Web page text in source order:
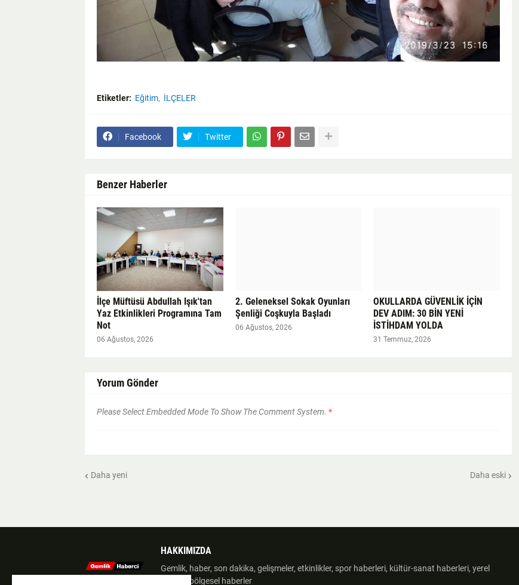
Etiketler: Eğitim İLÇELER
Facebook Twitter
Benzer Haberler
İlçe Müftüsü Abdullah Işık'tan
Yaz Etkinlikleri Programına Tam
Not
06 Ağustos, 2026
2. Geleneksel Sokak Oyunları
Şenliği Coşkuyla Başladı
06 Ağustos, 2026
OKULLARDA GÜVENLİK İÇİN
DEV ADIM: 30 BİN YENİ
İSTİHDAM YOLDA
31 Temmuz, 2026
Yorum Gönder
Please Select Embedded Mode To Show The Comment System. *
Daha yeni Daha eski
HAKKIMIZDA
Gemlik, haber, son dakika, gelişmeler, etkinlikler, spor haberleri, kültür-sanat haberleri, yerel
gazete, bölgesel haberler